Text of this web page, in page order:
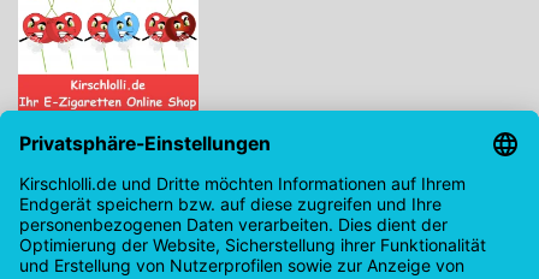
Kirschlolli.de - Ihr E-Zigaretten Online Shop
Kirchplatz 7, 96114 Hirschaid
0171 - 6124207
info@kirschlolli.de